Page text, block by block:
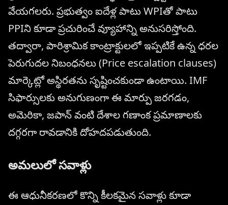
వేయగలరు. ప్రభుత్వం ఐదేళ్ల పాటు WPIతో పాటు
PPIని కూడా ప్రచురించే వ్యూహాన్ని అనుసరిస్తోంది.
తద్వారా, పారిశ్రామిక కాంట్రాక్టులలో ఇప్పటికే ఉన్న ధరల
పెరుగుదల నిబంధనలు (Price escalation clauses)
మార్కెట్లో అస్థిరతను సృష్టించకుండా ఉంటాయి. IMF
సిఫార్సులకు అనుగుణంగా ఈ మార్పు జరగడం,
అమెరికా, జపాన్ వంటి దేశాల గణాంక ప్రమాణాలకు
దగ్గరగా రావడానికి దోహదపడుతుంది.
అమలులో సవాళ్లు
ఈ ఆధునీకరణలో కొన్ని కీలకమైన సవాళ్లు కూడా